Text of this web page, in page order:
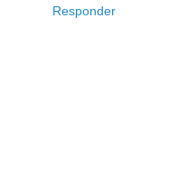
Responder